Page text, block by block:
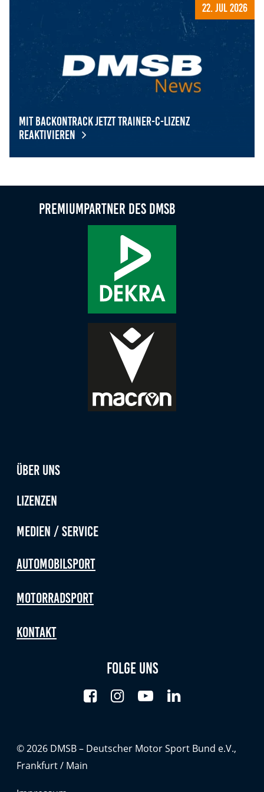
22. Jul 2026
Mit BackOnTrack jetzt Trainer-C-Lizenz
reaktivieren
Premiumpartner des DMSB
Über uns
Lizenzen
Medien / Service
Automobilsport
Motorradsport
Kontakt
Folge uns
© 2026 DMSB – Deutscher Motor Sport Bund e.V.,
Frankfurt / Main